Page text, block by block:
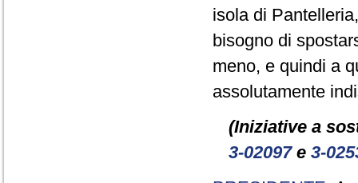
isola di
bisogno di
meno, e quindi a
assolutamente
(Iniziative a
3-02097e 3-